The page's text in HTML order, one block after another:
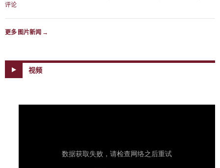
评论
更多 图片新闻 →
视频